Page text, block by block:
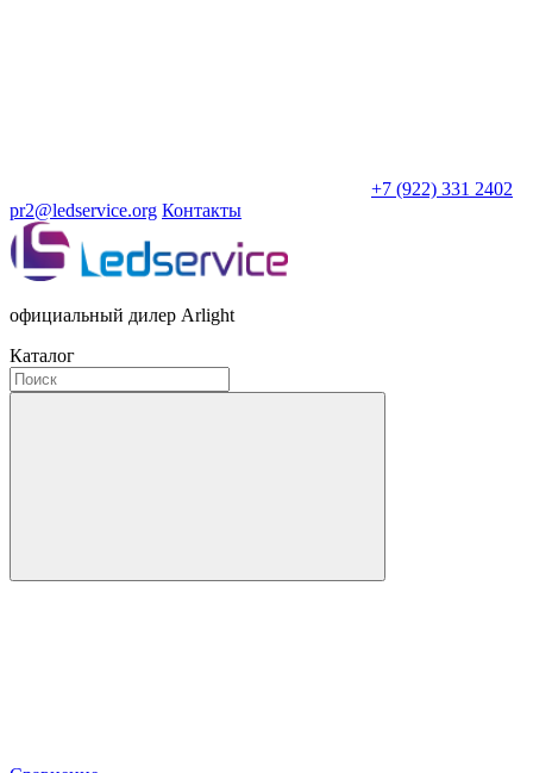
+7 (922) 331 2402
pr2@ledservice.org Контакты
официальный дилер Arlight
Каталог